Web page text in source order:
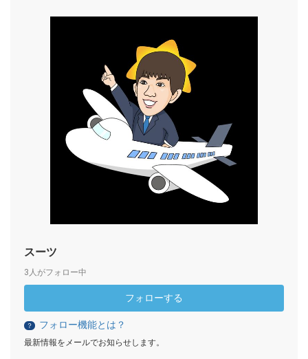
スーツ
3人がフォロー中
フォローする
？ フォロー機能とは？
最新情報をメールでお知らせします。